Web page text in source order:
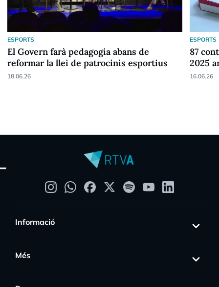
ESPORTS
El Govern farà pedagogia abans de
reformar la llei de patrocinis esportius
18.06.26
ESPORTS
87
2025
16.06.26
Informació
Més